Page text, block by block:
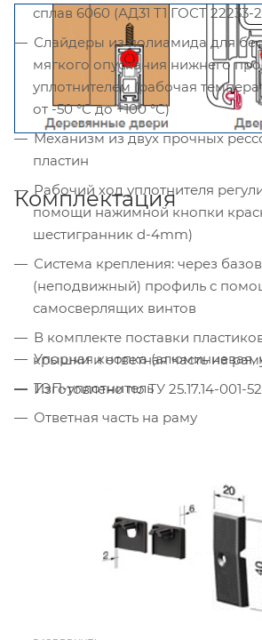
сплав 6060 (АД31 Т1 ГОСТ 22233-
Слайдеры из полиамида для
мягкого опускания нижнего
уплотнителем (рабочая
от -50 °С до +100 °С)
Механизм из двух прочных
пластин
Рабочий ход уплотнителя
помощи нажимной кнопки
шестигранник d-4mm)
Система крепления: через
(неподвижный) профиль с
самосверлящих винтов
В комплекте поставки
крышки и ответная часть на
Изготовлено по ТУ 25.17.14-001-
Комплектация
Упорная кнопка (алюминиевая,
ТЭП-уплотнитель
Ответная часть на раму